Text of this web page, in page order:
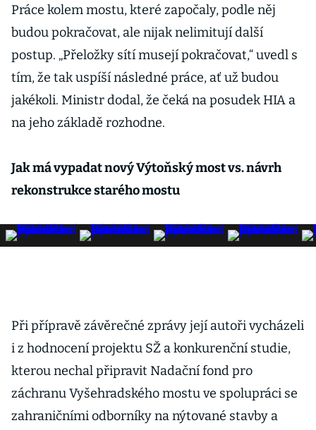
Práce kolem mostu, které započaly, podle něj
budou pokračovat, ale nijak nelimitují další
postup. „Přeložky sítí musejí pokračovat,“ uvedl s
tím, že tak uspíší následné práce, ať už budou
jakékoli. Ministr dodal, že čeká na posudek HIA a
na jeho základě rozhodne.
Jak má vypadat nový Výtoňský most vs. návrh
rekonstrukce starého mostu
Při přípravě závěrečné zprávy její autoři vycházeli
i z hodnocení projektu SŽ a konkurenční studie,
kterou nechal připravit Nadační fond pro
záchranu Vyšehradského mostu ve spolupráci se
zahraničními odborníky na nýtované stavby a